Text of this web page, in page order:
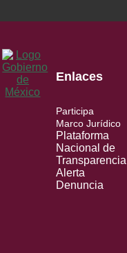
Enlaces
Participa
Marco Jurídico
Plataforma
Nacional de
Transparencia
Alerta
Denuncia